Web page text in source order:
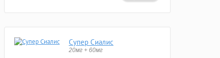
Супер Сиалис
20мг + 60мг